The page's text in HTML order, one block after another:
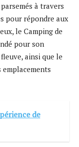
à travers
pour répondre aux
le Camping de
pour son
ainsi que le
de